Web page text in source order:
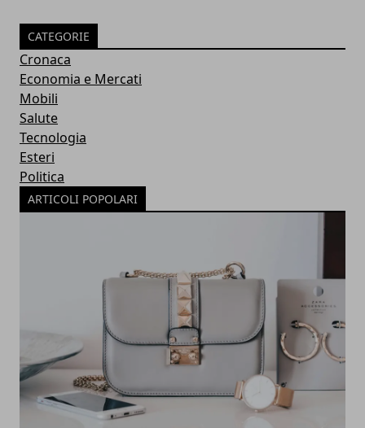
CATEGORIE
Cronaca
Economia e Mercati
Mobili
Salute
Tecnologia
Esteri
Politica
ARTICOLI POPOLARI